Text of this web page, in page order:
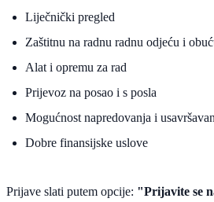
Liječnički pregled
Zaštitnu na radnu radnu odjeću i
Alat i opremu za rad
Prijevoz na posao i s posla
Mogućnost napredovanja i
Dobre finansijske uslove
Prijave slati putem opcije: "Prijavite se